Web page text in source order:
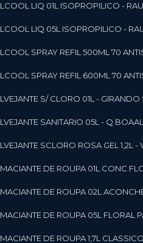
ALCOOL LIQ 01L ISOPROPILICO -
ALCOOL LIQ 05L ISOPROPILICO -
ALCOOL SPRAY REFIL 500ML 70
ALCOOL SPRAY REFIL 600ML 70
ALVEJANTE S/ CLORO 01L - GIRANDO
ALVEJANTE SANITARIO 05L - Q BOA
ALVEJANTE SCLORO ROSA GEL 1,2L
AMACIANTE DE ROUPA 01L CONC
AMACIANTE DE ROUPA 02L
AMACIANTE DE ROUPA 05L FLORAL
AMACIANTE DE ROUPA 1,7L